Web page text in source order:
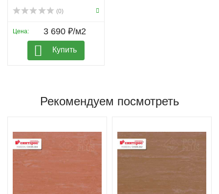
(0)
Цена: 3 690 ₽/м2
Купить
Рекомендуем посмотреть